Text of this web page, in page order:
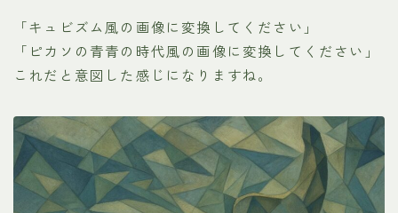
「キュビズム風の画像に変換してください」
「ピカソの青青の時代風の画像に変換してください」
これだと意図した感じになりますね。